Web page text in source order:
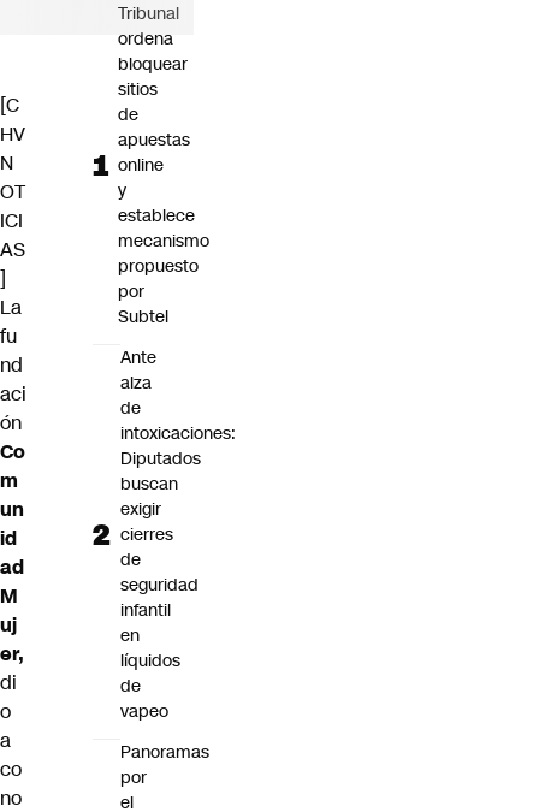
[C
HV
N
OT
ICI
AS
]
La
fu
nd
aci
ón
Co
m
un
id
ad
M
uj
er,
di
o
a
co
no
Tribunal
ordena
bloquear
sitios
de
apuestas
online
y
establece
mecanismo
propuesto
por
Subtel
Ante
alza
de
intoxicaciones:
Diputados
buscan
exigir
cierres
de
seguridad
infantil
en
líquidos
de
vapeo
Panoramas
por
el